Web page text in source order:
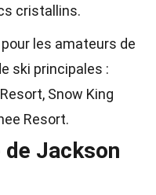
cristallins.
les amateurs de
ski principales :
Snow King
Resort.
Jackson